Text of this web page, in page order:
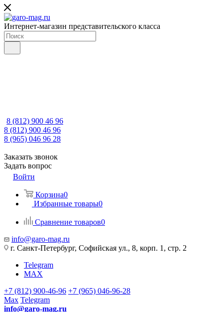
Интернет-магазин представительского класса
8 (812) 900 46 96
8 (812) 900 46 96
8 (965) 046 96 28
Заказать звонок
Задать вопрос
Войти
Корзина0
Избранные товары0
Сравнение товаров0
info@garo-mag.ru
г. Санкт-Петербург, Софийская ул., 8, корп. 1, стр. 2
Telegram
MAX
+7 (812) 900-46-96 +7 (965) 046-96-28
Max Telegram
info@garo-mag.ru